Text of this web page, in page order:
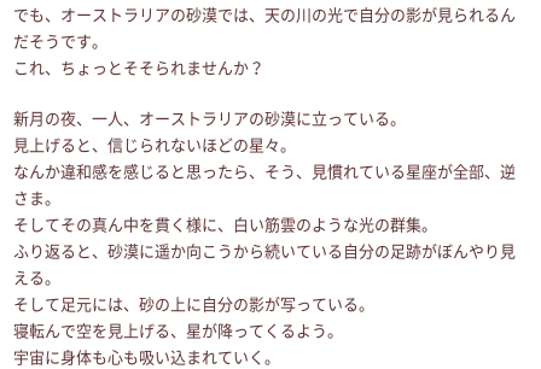
でも、オーストラリアの砂漠では、天の川の光で自分の影が見られるん
だそうです。
これ、ちょっとそそられませんか？
新月の夜、一人、オーストラリアの砂漠に立っている。
見上げると、信じられないほどの星々。
なんか違和感を感じると思ったら、そう、見慣れている星座が全部、逆
さま。
そしてその真ん中を貫く様に、白い筋雲のような光の群集。
ふり返ると、砂漠に遥か向こうから続いている自分の足跡がぼんやり見
える。
そして足元には、砂の上に自分の影が写っている。
寝転んで空を見上げる、星が降ってくるよう。
宇宙に身体も心も吸い込まれていく。